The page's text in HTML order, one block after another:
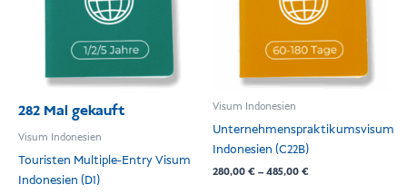
282 Mal gekauft
Visum Indonesien
Touristen Multiple-Entry Visum
Indonesien (D1)
Visum Indonesien
Unternehmenspraktikumsvisum
Indonesien (C22B)
280,00€ –485,00€